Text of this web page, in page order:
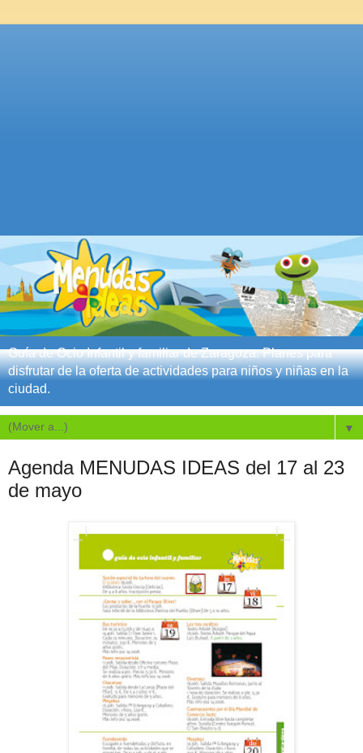
Guía de Ocio Infantil y familiar de Zaragoza. Planes para
disfrutar de la oferta de actividades para niños y niñas en la
ciudad.
▼
Agenda MENUDAS IDEAS del 17 al 23
de mayo